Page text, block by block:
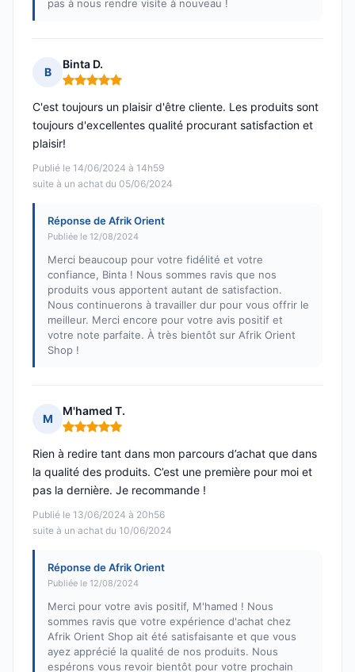
pas à nous rendre visite à nouveau !
B
Binta D.
Note : 5 sur 5
Publié le 14/06/2024 à 14h59
suite à un achat du 05/06/2024
C'est toujours un plaisir d'être cliente. Les produits sont
toujours d'excellentes qualité procurant satisfaction et
plaisir!
Réponse de Afrik Orient
Publiée le 12/08/2024
Merci beaucoup pour votre fidélité et votre
confiance, Binta ! Nous sommes ravis que nos
produits vous apportent autant de satisfaction.
Nous continuerons à travailler dur pour vous offrir le
meilleur. Merci encore pour votre avis positif et
votre note parfaite. À très bientôt sur Afrik Orient
Shop !
M
M'hamed T.
Note : 5 sur 5
Publié le 13/06/2024 à 20h56
suite à un achat du 10/06/2024
Rien à redire tant dans mon parcours d’achat que dans
la qualité des produits. C’est une première pour moi et
pas la dernière. Je recommande !
Réponse de Afrik Orient
Publiée le 12/08/2024
Merci pour votre avis positif, M'hamed ! Nous
sommes ravis que votre expérience d'achat chez
Afrik Orient Shop ait été satisfaisante et que vous
ayez apprécié la qualité de nos produits. Nous
espérons vous revoir bientôt pour votre prochain